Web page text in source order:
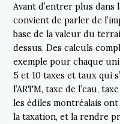
Avant d’entrer plus
convient de parler de
base de la valeur du
dessus. Des calculs
exemple pour chaque
5 et 10 taxes et taux qui
l’ARTM, taxe de l’eau,
les édiles montréalais
la taxation, et la rendre